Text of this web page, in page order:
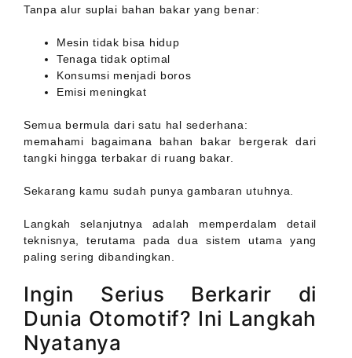
Tanpa alur suplai bahan bakar yang benar:
Mesin tidak bisa hidup
Tenaga tidak optimal
Konsumsi menjadi boros
Emisi meningkat
Semua bermula dari satu hal sederhana:
memahami bagaimana bahan bakar bergerak dari
tangki hingga terbakar di ruang bakar.
Sekarang kamu sudah punya gambaran utuhnya.
Langkah selanjutnya adalah memperdalam detail
teknisnya, terutama pada dua sistem utama yang
paling sering dibandingkan.
Ingin Serius Berkarir di
Dunia Otomotif? Ini Langkah
Nyatanya